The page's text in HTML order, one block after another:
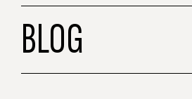
BLOG